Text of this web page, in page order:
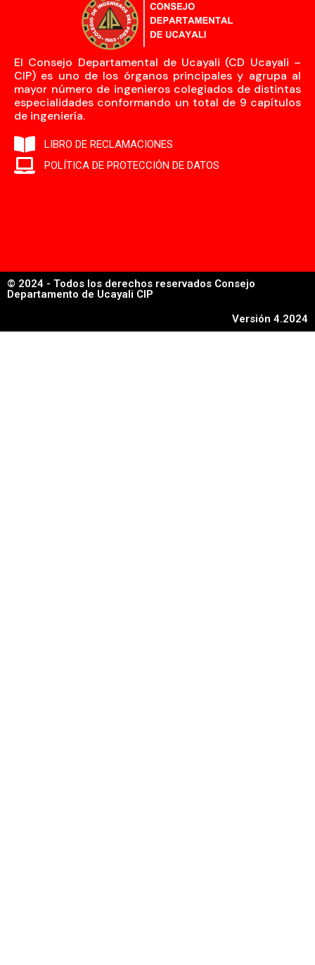
El Consejo Departamental de Ucayali (CD Ucayali –
CIP) es uno de los órganos principales y agrupa al
mayor número de ingenieros colegiados de distintas
especialidades conformando un total de 9 capítulos
de ingeniería.
LIBRO DE RECLAMACIONES
POLÍTICA DE PROTECCIÓN DE DATOS
© 2024 - Todos los derechos reservados Consejo
Departamento de Ucayali CIP
Versión 4.2024